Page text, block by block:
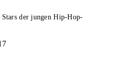
der jungen Hip-Hop-